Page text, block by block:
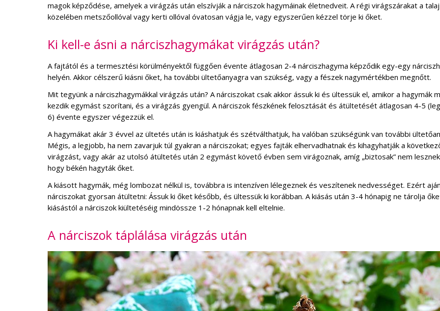
magok képződése, amelyek a virágzás után elszívják a nárciszok hagymáinak életnedveit. A régi virágszárakat a talaj
közelében metszőollóval vagy kerti ollóval óvatosan vágja le, vagy egyszerűen kézzel törje ki őket.
Ki kell-e ásni a nárciszhagymákat virágzás után?
A fajtától és a termesztési körülményektől függően évente átlagosan 2-4 nárciszhagyma képződik egy-egy
helyén. Akkor célszerű kiásni őket, ha további ültetőanyagra van szükség, vagy a fészek nagymértékben megnőtt.
Mit tegyünk a nárciszhagymákkal virágzás után? A nárciszokat csak akkor ássuk ki és ültessük el, amikor a hagymák
kezdik egymást szorítani, és a virágzás gyengül. A nárciszok fészkének felosztását és átültetését átlagosan 4-5
6) évente egyszer végezzük el.
A hagymákat akár 3 évvel az ültetés után is kiáshatjuk és szétválthatjuk, ha valóban szükségünk van további
Mégis, a legjobb, ha nem zavarjuk túl gyakran a nárciszokat; egyes fajták elhervadhatnak és kihagyhatják a
virágzást, vagy akár az utolsó átültetés után 2 egymást követő évben sem virágoznak, amíg „biztosak” nem
hogy békén hagyták őket.
A kiásott hagymák, még lombozat nélkül is, továbbra is intenzíven lélegeznek és veszítenek nedvességet. Ezért
nárciszokat gyorsan átültetni: Ássuk ki őket később, és ültessük ki korábban. A kiásás után 3-4 hónapig ne tárolja
kiásástól a nárciszok kiültetéséig mindössze 1-2 hónapnak kell eltelnie.
A nárciszok táplálása virágzás után